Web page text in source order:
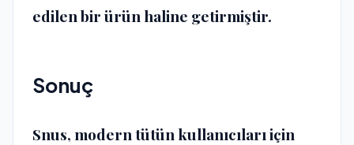
edilen bir ürün haline getirmiştir.
Sonuç
Snus, modern tütün kullanıcıları için